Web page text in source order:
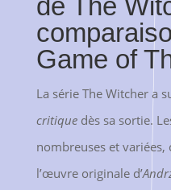
Game of
La série The Witcher a
critiquedès sa sortie.
nombreuses et
l’œuvre originale d’